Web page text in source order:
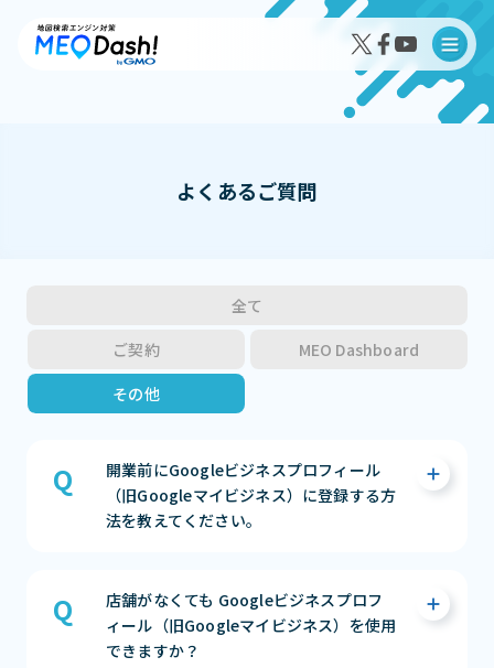
導入事例インタビュー
よくあるご質問
全て
ご契約
MEO Dashboard
その他
開業前にGoogleビジネスプロフィール
（旧Googleマイビジネス）に登録する方
法を教えてください。
ップにお店を表示でき、投稿機能を使ってお客
様に様々な情報を届けることも可能です。
手順は以下です。
店舗がなくても Googleビジネスプロフ
ィール（旧Googleマイビジネス）を使用
できますか？